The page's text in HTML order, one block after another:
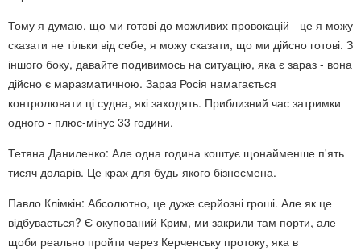
Тому я думаю, що ми готові до можливих провокацій - це я можу
сказати не тільки від себе, я можу сказати, що ми дійсно готові. З
іншого боку, давайте подивимось на ситуацію, яка є зараз - вона
дійсно є маразматичною. Зараз Росія намагається
контролювати ці судна, які заходять. Приблизний час затримки
одного - плюс-мінус 33 години.
Тетяна Даниленко: Але одна година коштує щонайменше п'ять
тисяч доларів. Це крах для будь-якого бізнесмена.
Павло Клімкін: Абсолютно, це дуже серйозні гроші. Але як це
відбувається? Є окупований Крим, ми закрили там порти, але
щоби реально пройти через Керченську протоку, яка в